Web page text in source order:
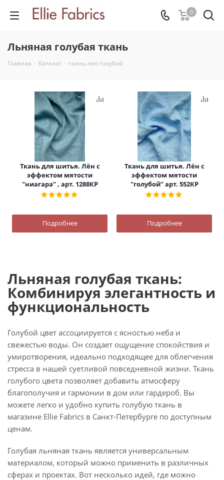
0
Льняная голубая ткань
Главная - Каталог - ткань лен голубой
Ткань для шитья. Лён с
эффектом мятости
"ниагара” , арт. 1288КР
Подробнее
Ткань для шитья. Лён с
эффектом мятости
"голубой” арт. 552КР
Подробнее
Льняная голубая ткань:
Комбинируя элегантность и
функциональность
Голубой цвет ассоциируется с ясностью неба и
свежестью воды. Он создает ощущение спокойствия и
умиротворения, идеально подходящее для облегчения
стресса в нашей суетливой повседневной жизни. Ткань
голубого цвета позволяет добавить атмосферу
благополучия и гармонии в дом или гардероб. Вы
можете легко и удобно купить голубую ткань в
магазине Ellie Fabrics в Санкт-Петербурге по доступным
ценам.
Голубая льняная ткань является универсальным
материалом, который можно применить в различных
сферах и проектах. Вот несколько идей, где можно